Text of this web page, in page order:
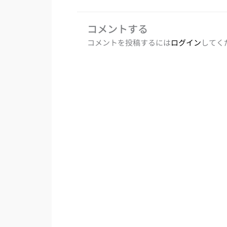
コメントする
コメントを投稿するにはログインして